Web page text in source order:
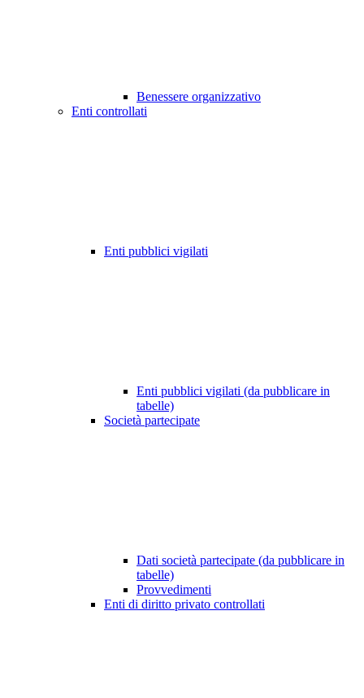
Benessere organizzativo
Enti controllati
Enti pubblici vigilati
Enti pubblici vigilati (da pubblicare in
tabelle)
Società partecipate
Dati società partecipate (da pubblicare in
tabelle)
Provvedimenti
Enti di diritto privato controllati